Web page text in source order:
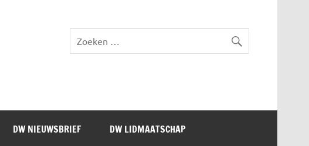
DW Magazine
DW NIEUWSBRIEF DW LIDMAATSCHAP